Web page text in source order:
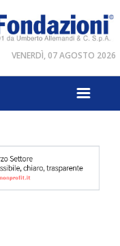
VENERDÌ, 07 AGOSTO 2026